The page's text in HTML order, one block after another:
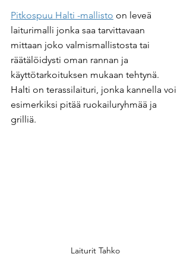
Pitkospuu Halti -mallisto on leveä
laiturimalli jonka saa tarvittavaan
mittaan joko valmismallistosta tai
räätälöidysti oman rannan ja
käyttötarkoituksen mukaan tehtynä.
Halti on terassilaituri, jonka kannella voi
esimerkiksi pitää ruokailuryhmää ja
grilliä.
Laiturit Tahko